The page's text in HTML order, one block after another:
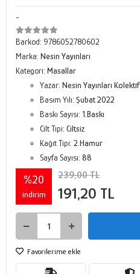
-
Barkod: 9786052780602
Marka: Nesin Yayınları
Kategori: Masallar
Yazar: Nesin Yayınları Kolektif
Basım Yılı: Şubat 2022
Baskı Sayısı: 1.Baskı
Cilt Tipi: Ciltsiz
Kağıt Tipi: 2.Hamur
Sayfa Sayısı: 88
%20
indirim
239,00 TL
191,20 TL
Favorilerime ekle